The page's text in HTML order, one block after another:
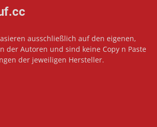
ausschließlich auf den eigenen,
der Autoren und sind keine Copy n Paste
der jeweiligen Hersteller.